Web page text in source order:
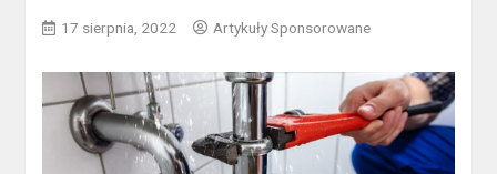
17 sierpnia, 2022 Artykuły Sponsorowane